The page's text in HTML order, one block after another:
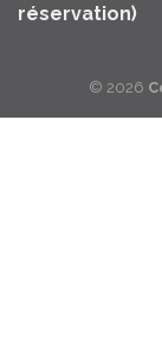
réservation)
© 2026